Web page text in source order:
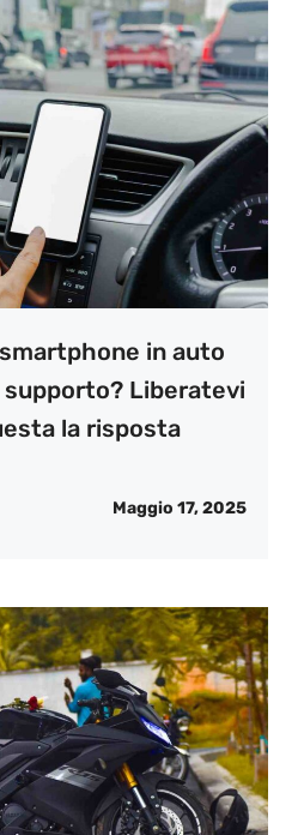
in auto
supporto? Liberatevi
la risposta
Maggio 17, 2025